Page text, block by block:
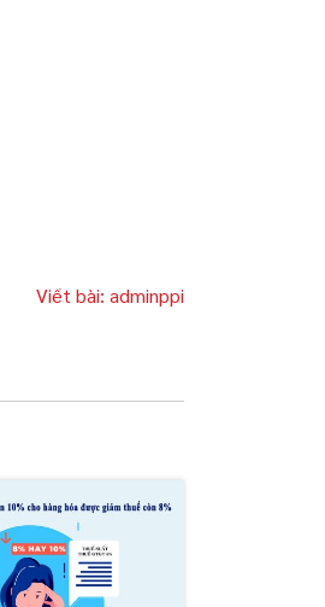
Viết bài: adminppi